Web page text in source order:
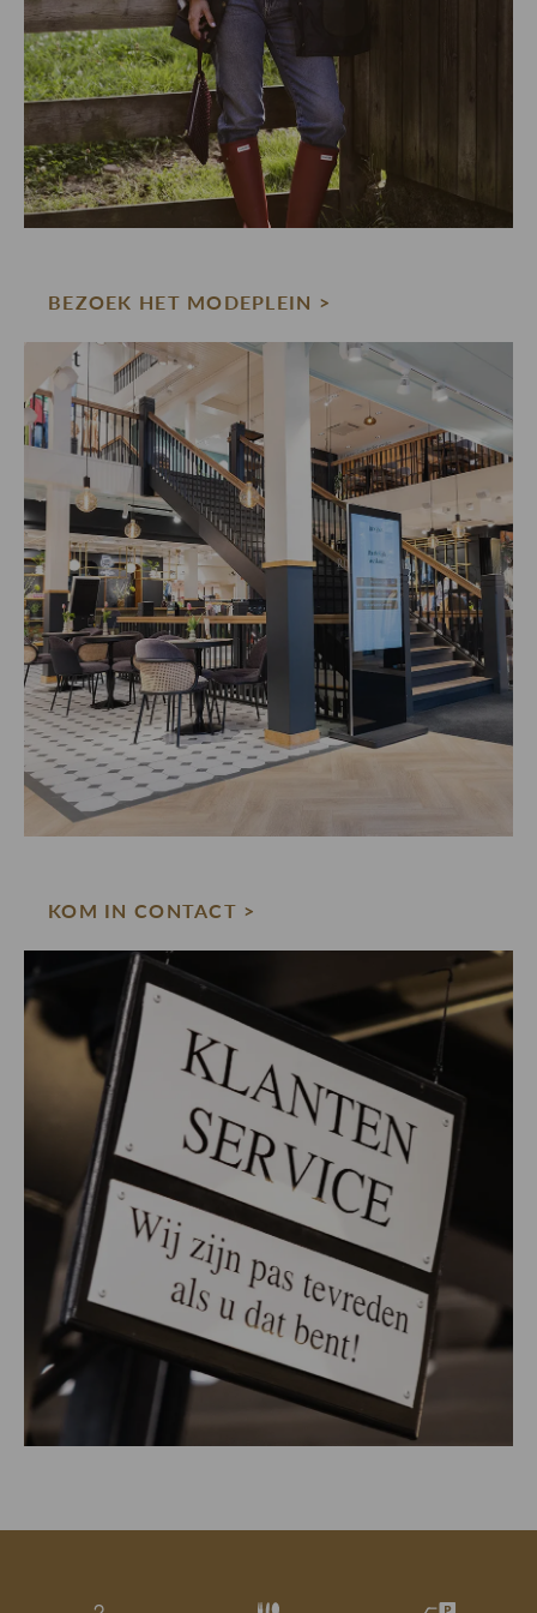
BEZOEK HET MODEPLEIN >
KOM IN CONTACT >